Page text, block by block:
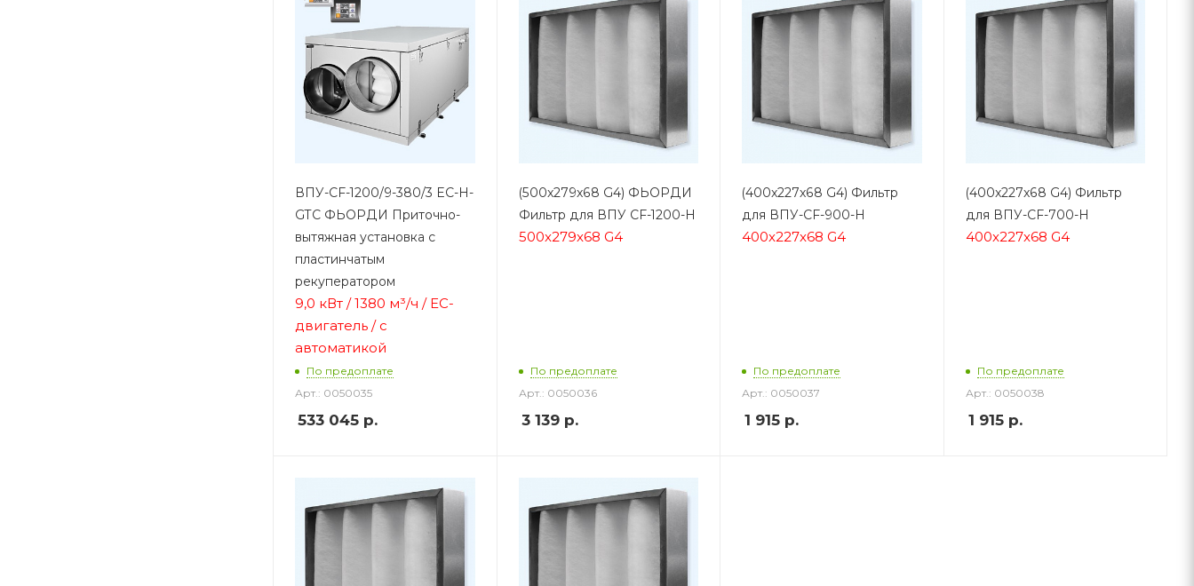
ВПУ-CF-1200/9-380/3 EC-H-
GTC ФЬОРДИ Приточно-
вытяжная установка с
пластинчатым
рекуператором
9,0 кВт / 1380 м³/ч / ЕС-
двигатель / с
автоматикой
По предоплате
Арт.: 0050035
533 045 р.
(500x279x68 G4) ФЬОРДИ
Фильтр для ВПУ CF-1200-H
500x279x68 G4
По предоплате
Арт.: 0050036
3 139р.
(400x227x68 G4) Фильтр
для ВПУ-CF-900-H
400x227x68 G4
По предоплате
Арт.: 0050037
1 915 р.
(400x227x68 G4) Фильтр
для ВПУ-CF-700-H
400x227x68 G4
По предоплате
Арт.: 0050038
1 915р.